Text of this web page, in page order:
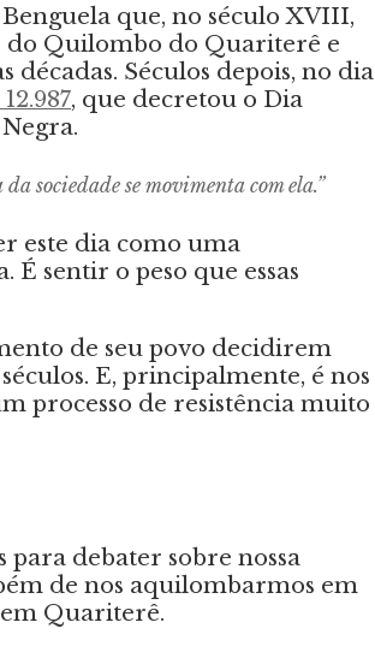
que, no século XVIII,
do Quilombo do Quariterê e
Séculos depois, no dia
, que decretou o Dia
sociedade se movimenta com ela.”
este dia como uma
sentir o peso que essas
de seu povo decidirem
E, principalmente, é nos
processo de resistência muito
debater sobre nossa
de nos aquilombarmos em
em Quariterê.